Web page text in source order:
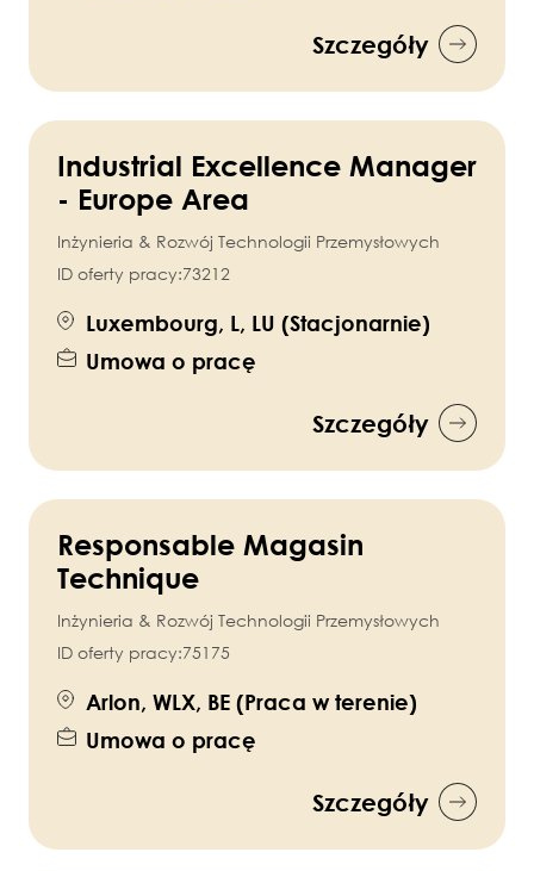
Szczegóły
Industrial Excellence Manager
- Europe Area
Inżynieria & Rozwój Technologii Przemysłowych
ID oferty pracy:73212
Luxembourg, L, LU (Stacjonarnie)
Umowa o pracę
Szczegóły
Responsable Magasin
Technique
Inżynieria & Rozwój Technologii Przemysłowych
ID oferty pracy:75175
Arlon, WLX, BE (Praca w terenie)
Umowa o pracę
Szczegóły